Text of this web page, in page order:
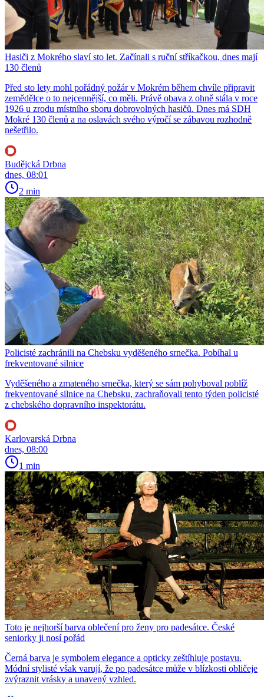
Hasiči z Mokrého slaví sto let. Začínali s ruční stříkačkou, dnes mají
130 členů
Před sto lety mohl pořádný požár v Mokrém během chvíle připravit
zemědělce o to nejcennější, co měli. Právě obava z ohně stála v roce
1926 u zrodu místního sboru dobrovolných hasičů. Dnes má SDH
Mokré 130 členů a na oslavách svého výročí se zábavou rozhodně
nešetřilo.
Budějcká Drbna
dnes, 08:01
2 min
Policisté zachránili na Chebsku vyděšeného srnečka. Pobíhal u
frekventované silnice
Vyděšeného a zmateného srnečka, který se sám pohyboval poblíž
frekventované silnice na Chebsku, zachraňovali tento týden policisté
z chebského dopravního inspektorátu.
Karlovarská Drbna
dnes, 08:00
1 min
Toto je nejhorší barva oblečení pro ženy pro padesátce. České
seniorky ji nosí pořád
Černá barva je symbolem elegance a opticky zeštíhluje postavu.
Módní stylisté však varují, že po padesátce může v blízkosti obličeje
zvýraznit vrásky a unavený vzhled.